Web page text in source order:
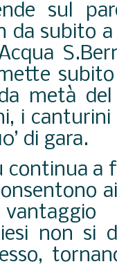
sul
da subito
metà
i
di gara.
continua a
non si